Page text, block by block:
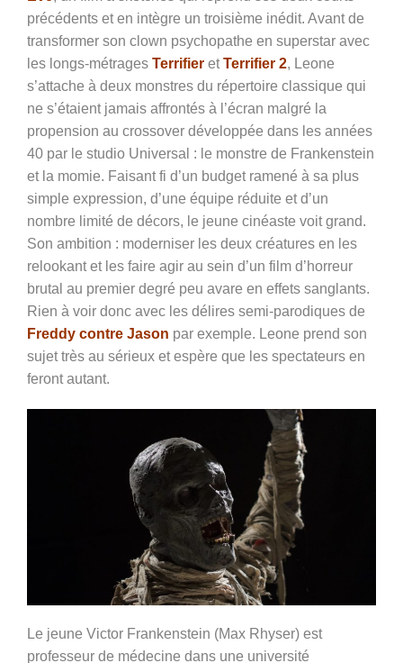
précédents et en intègre un troisième inédit. Avant de
transformer son clown psychopathe en superstar avec
les longs-métrages Terrifier etTerrifier 2, Leone
s’attache à deux monstres du répertoire classique qui
ne s’étaient jamais affrontés à l’écran malgré la
propension au crossover développée dans les années
40 par le studio Universal : le monstre de Frankenstein
et la momie. Faisant fi d’un budget ramené à sa plus
simple expression, d’une équipe réduite et d’un
nombre limité de décors, le jeune cinéaste voit grand.
Son ambition : moderniser les deux créatures en les
relookant et les faire agir au sein d’un film d’horreur
brutal au premier degré peu avare en effets sanglants.
Rien à voir donc avec les délires semi-parodiques de
Freddy contre Jason par exemple. Leone prend son
sujet très au sérieux et espère que les spectateurs en
feront autant.
Le jeune Victor Frankenstein (Max Rhyser) est
professeur de médecine dans une université